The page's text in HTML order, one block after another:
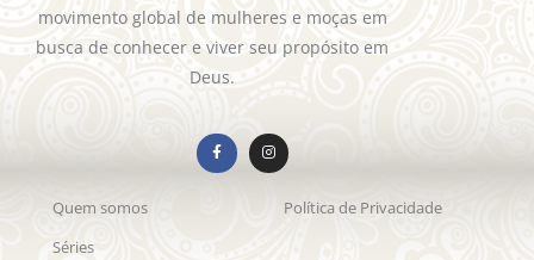
movimento global de mulheres e moças em
busca de conhecer e viver seu propósito em
Deus.
Quem somos
Séries
Política de Privacidade